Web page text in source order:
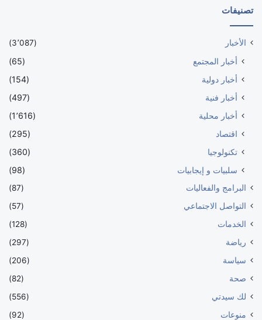
تصنيفات
الأخبار (3٬087)
أخبار المجتمع
(65)
أخبار دولية
(154)
أخبار فنية
(497)
أخبار محلية
(1٬616)
اقتصاد
(295)
تكنولوجيا
(360)
سلبيات و إيجابيات
(98)
البرامج والفعاليات
(87)
التواصل الاجتماعي
(57)
الخدمات
(128)
رياضة
(297)
سياسة
(206)
صحة
(82)
لك سيدتي
(556)
منوعات
(92)